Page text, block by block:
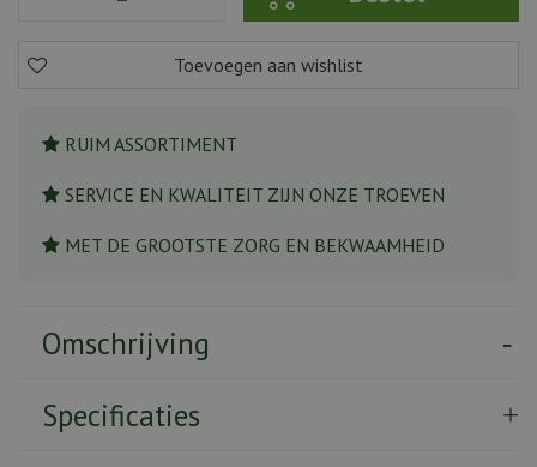
RUIM ASSORTIMENT
SERVICE EN KWALITEIT ZIJN ONZE TROEVEN
MET DE GROOTSTE ZORG EN BEKWAAMHEID
Omschrijving
Specificaties